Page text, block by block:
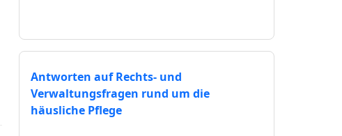
Antworten auf Rechts- und
Verwaltungsfragen rund um die
häusliche Pflege